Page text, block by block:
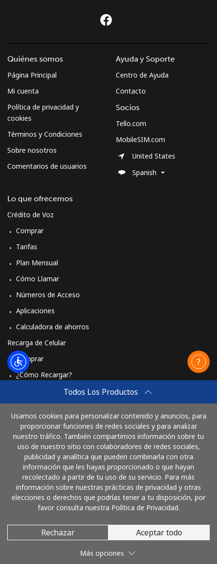
Todos Los Productos
Usamos cookies para personalizar contenido y anuncios, para
proporcionar funciones de redes sociales y para analizar
nuestro tráfico. También compartimos información sobre tu
uso de nuestro sitio con colaboradores de redes sociales,
publicidad y analítica que pueden combinarla con otra
información que les hayas proporcionado o que hayan
recolectado a partir de tu uso de su servicio. Para más
información sobre nuestras prácticas de privacidad y otras
elecciones o derechos que podrías tener a tu disposición, por
favor consulta nuestra Política de Privacidad.
Rechazar Aceptar todo
Más opciones
Quiénes somos
Página Principal
Mi cuenta
Política de privacidad y
cookies
Términos y Condiciones
Sobre nosotros
Comentarios de usuarios
Lo que ofrecemos
Crédito de Voz
Comprar
Tarifas
Plan Mensual
Cómo Llamar
Números de Acceso
Aplicaciones
Calculadora de ahorros
Recarga de Celular
Comprar
¿Cómo Recargar?
Comprar
Cómo funciona
Ayuda y Soporte
Centro de Ayuda
Contacto
Socios
Tello.com
MobileSIM.com
United States
Spanish
Paga con
© 2026 LlamaColombia